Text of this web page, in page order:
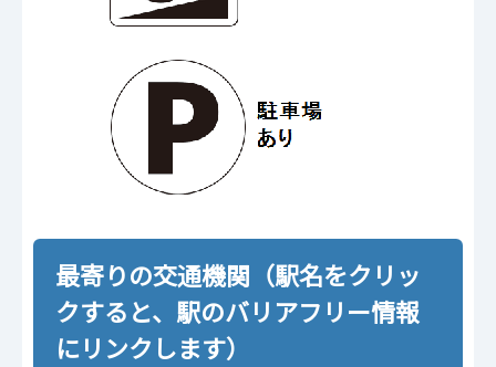
最寄りの交通機関（駅名をクリッ
クすると、駅のバリアフリー情報
にリンクします）